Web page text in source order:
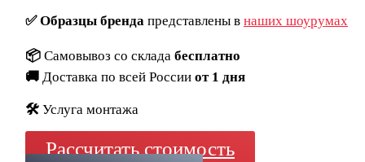
✅Образцы брендапредставлены в наших шоурумах
📦 Самовывоз со склада бесплатно
🚚 Доставка по всей России от 1 дня
🛠️ Услуга монтажа
Рассчитать стоимость